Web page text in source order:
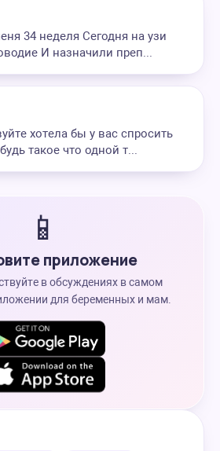
34 неделя Сегодня на узи
И назначили преп...
хотела бы у вас спросить
такое что одной т...
📱
приложение
в обсуждениях в самом
для беременных и мам.